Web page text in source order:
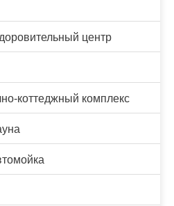
центр
коттеджный комплекс